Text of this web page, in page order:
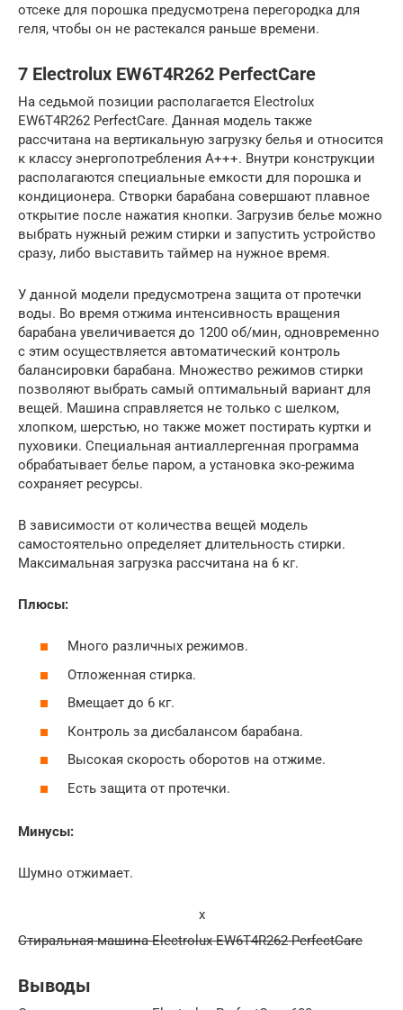
отсеке для порошка предусмотрена перегородка для
геля, чтобы он не растекался раньше времени.
7 Electrolux EW6T4R262 PerfectCare
На седьмой позиции располагается Electrolux
EW6T4R262 PerfectCare. Данная модель также
рассчитана на вертикальную загрузку белья и относится
к классу энергопотребления А+++. Внутри конструкции
располагаются специальные емкости для порошка и
кондиционера. Створки барабана совершают плавное
открытие после нажатия кнопки. Загрузив белье можно
выбрать нужный режим стирки и запустить устройство
сразу, либо выставить таймер на нужное время.
У данной модели предусмотрена защита от протечки
воды. Во время отжима интенсивность вращения
барабана увеличивается до 1200 об/мин, одновременно
с этим осуществляется автоматический контроль
балансировки барабана. Множество режимов стирки
позволяют выбрать самый оптимальный вариант для
вещей. Машина справляется не только с шелком,
хлопком, шерстью, но также может постирать куртки и
пуховики. Специальная антиаллергенная программа
обрабатывает белье паром, а установка эко-режима
сохраняет ресурсы.
В зависимости от количества вещей модель
самостоятельно определяет длительность стирки.
Максимальная загрузка рассчитана на 6 кг.
Плюсы:
Много различных режимов.
Отложенная стирка.
Вмещает до 6 кг.
Контроль за дисбалансом барабана.
Высокая скорость оборотов на отжиме.
Есть защита от протечки.
Минусы:
Шумно отжимает.
x
Стиральная машина Electrolux EW6T4R262 PerfectCare
Выводы